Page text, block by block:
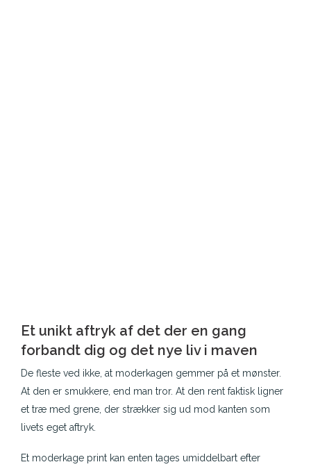
Et unikt aftryk af det der en gang
forbandt dig og det nye liv i maven
De fleste ved ikke, at moderkagen gemmer på et mønster.
At den er smukkere, end man tror. At den rent faktisk ligner
et træ med grene, der strækker sig ud mod kanten som
livets eget aftryk.
Et moderkage print kan enten tages umiddelbart efter